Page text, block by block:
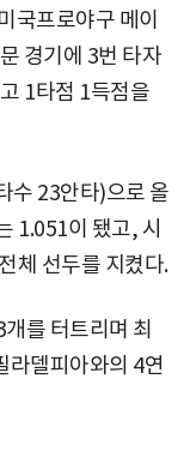
국프로야구 메이
경기에 3번 타자
1타점 1득점을
수 23안타)으로 올
1.051이 됐고, 시
체 선두를 지켰다.
를 터트리며 최
라델피아와의 4연